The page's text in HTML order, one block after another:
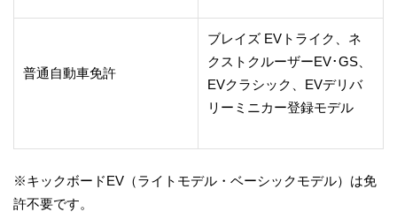
普通自動車免許
ブレイズ EVトライク、ネ
クストクルーザーEV･GS、
EVクラシック、EVデリバ
リーミニカー登録モデル
※キックボードEV（ライトモデル・ベーシックモデル）は免
許不要です。